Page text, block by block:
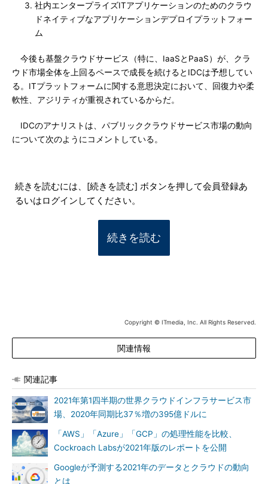
社内エンタープライズITアプリケーションのためのクラウ
ドネイティブなアプリケーションデプロイプラットフォー
ム
今後も基盤クラウドサービス（特に、IaaSとPaaS）が、クラ
ウド市場全体を上回るペースで成長を続けるとIDCは予想してい
る。ITプラットフォームに関する意思決定において、回復力や柔
軟性、アジリティが重視されているからだ。
IDCのアナリストは、パブリッククラウドサービス市場の動向
について次のようにコメントしている。
続きを読むには、[続きを読む] ボタンを押して会員登録あ
るいはログインしてください。
続きを読む
Copyright © ITmedia, Inc. All Rights Reserved.
関連情報
関連記事
2021年第1四半期の世界クラウドインフラサービス市
場、2020年同期比37％増の395億ドルに
「AWS」「Azure」「GCP」の処理性能を比較、
Cockroach Labsが2021年版のレポートを公開
Googleが予測する2021年のデータとクラウドの動向
とは